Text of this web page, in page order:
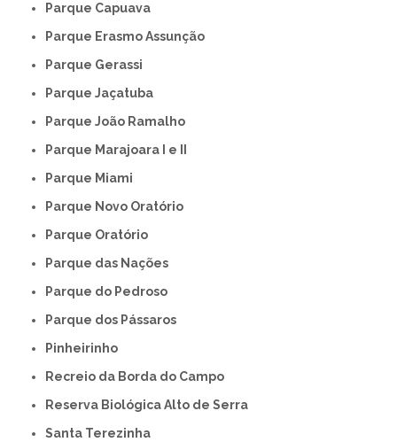
Parque Capuava
Parque Erasmo Assunção
Parque Gerassi
Parque Jaçatuba
Parque João Ramalho
Parque Marajoara I e II
Parque Miami
Parque Novo Oratório
Parque Oratório
Parque das Nações
Parque do Pedroso
Parque dos Pássaros
Pinheirinho
Recreio da Borda do Campo
Reserva Biológica Alto de Serra
Santa Terezinha